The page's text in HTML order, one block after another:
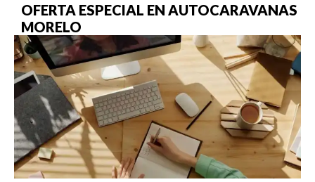
OFERTA ESPECIAL EN AUTOCARAVANAS
MORELO